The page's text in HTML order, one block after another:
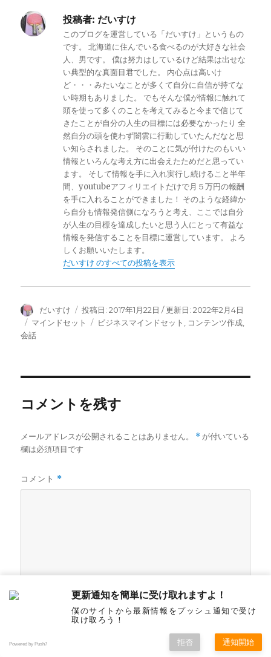
投稿者: だいすけ
このブログを運営している「だいすけ」というもの
です。 北海道に住んでいる食べるのが大好きな社会
人、男です。 僕は努力はしているけど結果は出せな
い典型的な真面目君でした。 内心点は高いけ
ど・・・みたいなことが多くて自分に自信が持てな
い時期もありました。 でもそんな僕が情報に触れて
頭を使って多くのことを考えてみると今まで信じて
きたことが自分の人生の目標には必要なかったり 全
然自分の頭を使わず闇雲に行動していたんだなと思
い知らされました。 そのことに気が付けたのもいい
情報といろんな考え方に出会えたためだと思ってい
ます。 そして情報を手に入れ実行し続けること半年
間、youtubeアフィリエイトだけで月５万円の報酬
を手に入れることができました！ そのような経緯か
ら自分も情報発信側になろうと考え、ここでは自分
が人生の目標を達成したいと思う人にとって有益な
情報を発信することを目標に運営しています。 よろ
しくお願いいたします。
だいすけ のすべての投稿を表示
投
稿
だいすけ
投
稿
2017年1月22日
2022年2月4日
カ
テ
マインドセット
タ
ビジネスマインドセット コンテンツ作成
会話
コメントを残す
メールアドレスが公開されることはありません。 * が付いている
欄は必須項目です
コメント *
更新通知を簡単に受け取れますよ！
僕のサイトから最新情報をプッシュ通知で受け
取け取ろう！
Powered by Push7 拒否 通知開始